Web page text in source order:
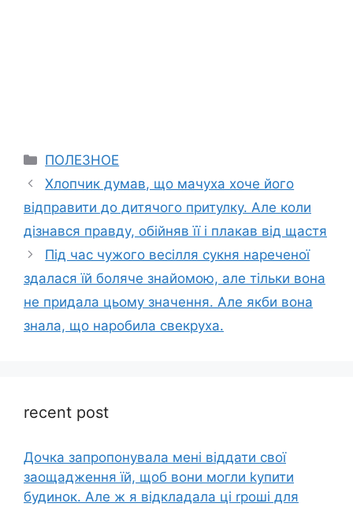
Categories
ПОЛЕЗНОЕ
Хлопчик думав, що мачуха хоче його
відправити до дитячого притулку. Але коли
дізнався правду, обійняв її і плакав від щастя
Під час чужого весілля сукня нареченої
здалася їй боляче знайомою, але тільки вона
не придала цьому значення. Але якби вона
знала, що наробила свекруха.
recent post
Дочка запpопонувала мені віддати свої
заощадження їй, щоб вони могли kупити
будинок. Але ж я відкладала ці rроші для